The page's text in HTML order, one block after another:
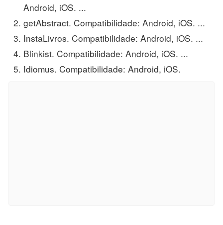
Android, iOS. ...
getAbstract. Compatibilidade: Android, iOS. ...
InstaLivros. Compatibilidade: Android, iOS. ...
Blinkist. Compatibilidade: Android, iOS. ...
Idiomus. Compatibilidade: Android, iOS.